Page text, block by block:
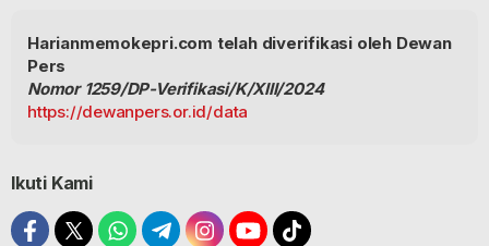
Harianmemokepri.com telah diverifikasi oleh Dewan
Pers
Nomor 1259/DP-Verifikasi/K/XIII/2024
https://dewanpers.or.id/data
Ikuti Kami